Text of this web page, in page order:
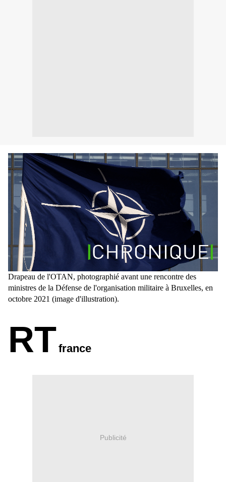
Drapeau de l'OTAN, photographié avant une rencontre des
ministres de la Défense de l'organisation militaire à Bruxelles, en
octobre 2021 (image d'illustration).
RTfrance
Publicité